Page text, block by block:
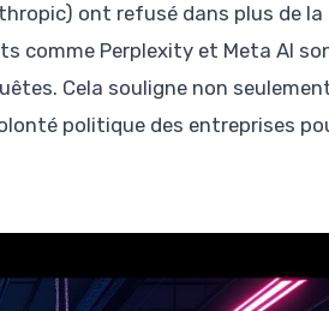
ont refusé dans plus de
comme Perplexity et Meta AI
Cela souligne non
politique des entreprises